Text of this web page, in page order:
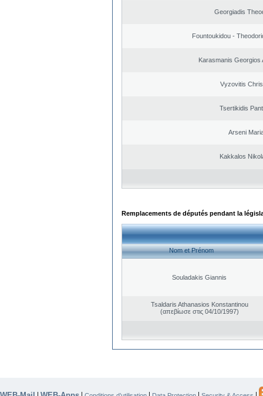
Georgiadis
Fountoukidou -
Karasmanis Georgios
Vyzovitis
Tsertikidis
Arseni
Kakkalos
Remplacements de députés pendant la
Nom et Prénom
Souladakis Giannis
Tsaldaris Athanasios Konstantinou
(απεβίωσε στις 04/10/1997)
| | | | |